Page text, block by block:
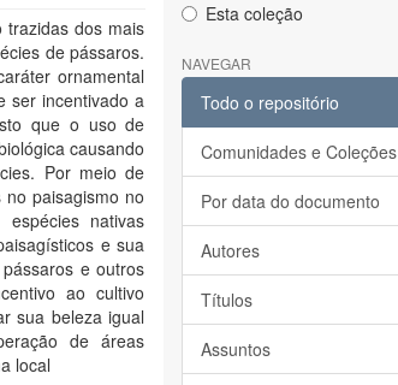
trazidas dos mais
de pássaros.
ornamental
ser incentivado a
que o uso de
causando
Por meio de
paisagismo no
nativas
e sua
e outros
ao cultivo
sua beleza igual
de áreas
local
Esta coleção
NAVEGAR
Todo o repositório
Comunidades e Coleções
Por data do documento
Autores
Títulos
Assuntos